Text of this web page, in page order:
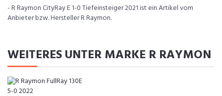
- R Raymon CityRay E 1-0 Tiefeinsteiger 2021 ist ein Artikel vom
Anbieter bzw. Hersteller R Raymon.
WEITERES UNTER MARKE R RAYMON